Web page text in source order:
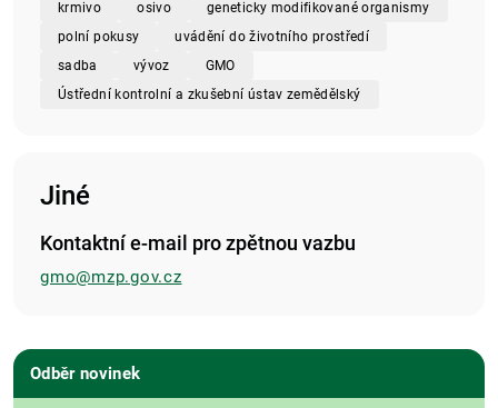
krmivo osivo
geneticky modifikované organismy
polní pokusy
uvádění do životního prostředí
sadba
vývoz
GMO
Ústřední kontrolní a zkušební ústav zemědělský
Jiné
Kontaktní e-mail pro zpětnou vazbu
gmo@mzp.gov.cz
Odběr novinek